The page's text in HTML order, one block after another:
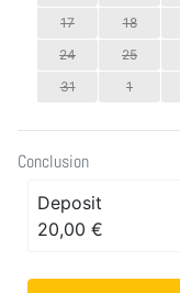
17
18
24
25
31
1
Conclusion
Deposit
20,00 €